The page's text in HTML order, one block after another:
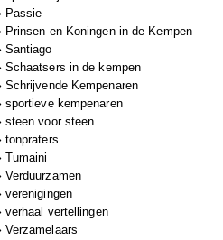
Passie
Prinsen en Koningen in de Kempen
Santiago
Schaatsers in de kempen
Schrijvende Kempenaren
sportieve kempenaren
steen voor steen
tonpraters
Tumaini
Verduurzamen
verenigingen
verhaal vertellingen
Verzamelaars